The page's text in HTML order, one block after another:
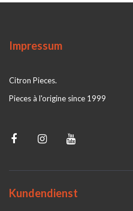
Impressum
Citron Pieces.
Pieces à l'origine since 1999
Kundendienst